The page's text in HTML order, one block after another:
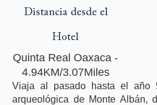
Distancia desde el
Hotel
Quinta Real Oaxaca -
4.94KM/3.07Miles
Viaja al pasado hasta el año
arqueológica de Monte Albán,